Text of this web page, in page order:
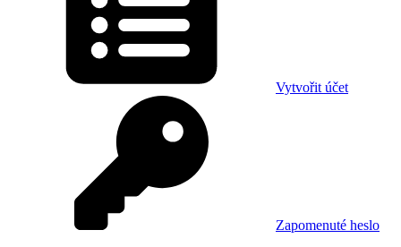
Vytvořit účet
Zapomenuté heslo